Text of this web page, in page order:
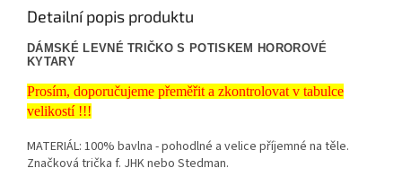
Detailní popis produktu
DÁMSKÉ LEVNÉ TRIČKO S POTISKEM HOROROVÉ
KYTARY
Prosím, doporučujeme přeměřit a zkontrolovat v tabulce
velikostí !!!
MATERIÁL: 100% bavlna - pohodlné a velice příjemné na těle.
Značková trička f. JHK nebo Stedman.